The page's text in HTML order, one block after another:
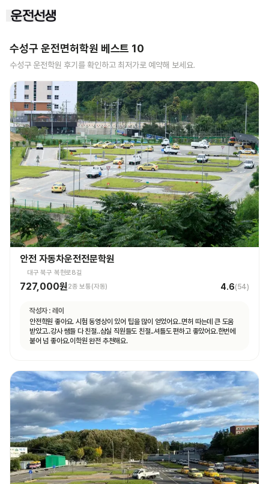
수성구 운전면허학원 베스트 10
수성구 운전학원 후기를 확인하고 최저가로 예약해 보세요.
안전 자동차운전전문학원
대구 북구 복현로8길
727,000원2종 보통(자동) 4.6(54)
작성자 : 레이
안전학원 좋아요. 시험 동영상이 있어 팁을 많이 얻었어요..면허 따는데 큰 도움
받았고..강사 쌤들 다 친절..삼실 직원들도 친절..셔틀도 편하고 좋았어요.한번에
붙어 넘 좋아요.이학원 완전 추천해요.